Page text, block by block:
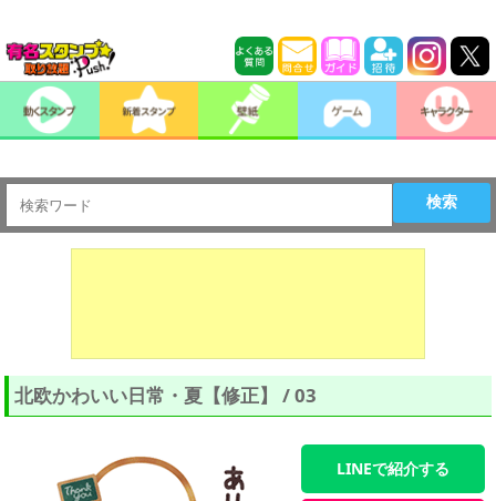
検索
北欧かわいい日常・夏【修正】 / 03
LINEで紹介する